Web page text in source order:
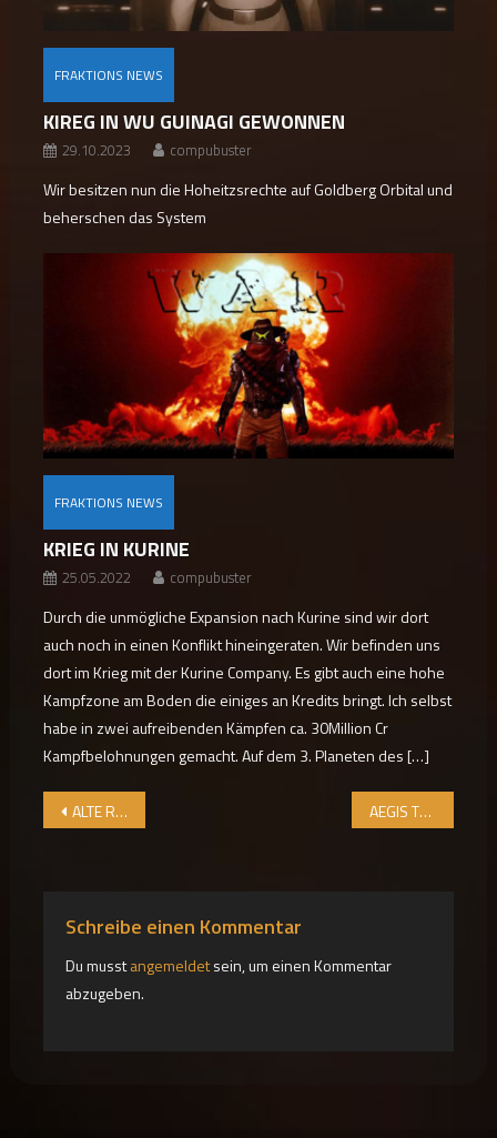
FRAKTIONS NEWS
KIREG IN WU GUINAGI GEWONNEN
29.10.2023 compubuster
Wir besitzen nun die Hoheitzsrechte auf Goldberg Orbital und
beherschen das System
FRAKTIONS NEWS
KRIEG IN KURINE
25.05.2022 compubuster
Durch die unmögliche Expansion nach Kurine sind wir dort
auch noch in einen Konflikt hineingeraten. Wir befinden uns
dort im Krieg mit der Kurine Company. Es gibt auch eine hohe
Kampfzone am Boden die einiges an Kredits bringt. Ich selbst
habe in zwei aufreibenden Kämpfen ca. 30Million Cr
Kampfbelohnungen gemacht. Auf dem 3. Planeten des […]
Beitragsnavigation
ALTE RIVALITÄT FLAMMT AUF, WÄHREND THARGOIDEN-INVASION FORTSCHREITET AEGIS TESTET TECHNIK ZUR AUSFORSCHUNG DER MAHLSTRÖME
Schreibe einen Kommentar
Du musstangemeldetsein, um einen Kommentar
abzugeben.